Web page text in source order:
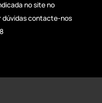
no site no
dúvidas contacte-nos